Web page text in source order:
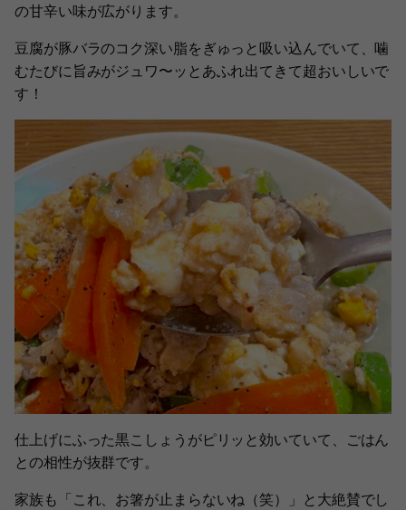
の甘辛い味が広がります。
豆腐が豚バラのコク深い脂をぎゅっと吸い込んでいて、噛
むたびに旨みがジュワ〜ッとあふれ出てきて超おいしいで
す！
仕上げにふった黒こしょうがピリッと効いていて、ごはん
との相性が抜群です。
家族も「これ、お箸が止まらないね（笑）」と大絶賛でし